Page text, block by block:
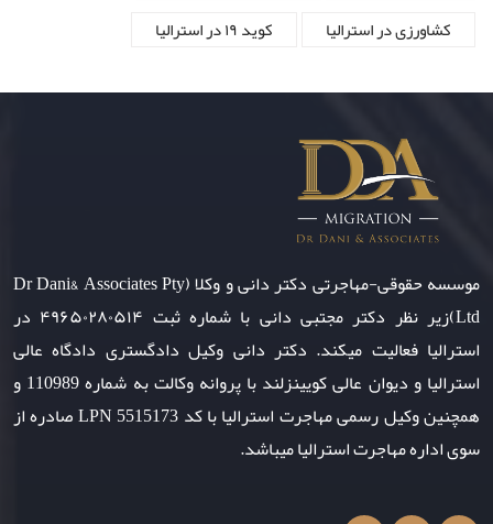
کشاورزی در استرالیا
کوید ۱۹ در استرالیا
موسسه حقوقی-مهاجرتی دکتر دانی و وکلا (Dr Dani& Associates Pty
Ltd)زیر نظر دکتر مجتبی دانی با شماره ثبت ۴۹۶۵۰۲۸۰۵۱۴ در
استرالیا فعالیت میکند. دکتر دانی وکیل دادگستری دادگاه عالی
استرالیا و دیوان عالی کویینزلند با پروانه وکالت به شماره 110989 و
همچنین وکیل رسمی مهاجرت استرالیا با کد LPN 5515173 صادره از
سوی اداره مهاجرت استرالیا میباشد.